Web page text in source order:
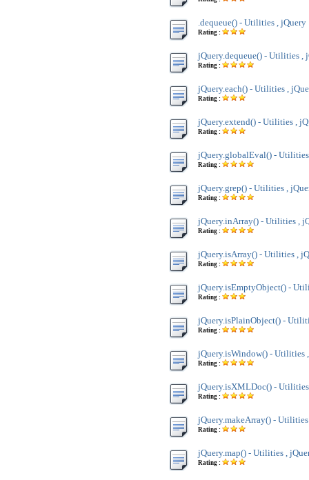
.dequeue() - Utilities , jQuery
Rating :
jQuery.dequeue() - Utilities ,
Rating :
jQuery.each() - Utilities ,
Rating :
jQuery.extend() - Utilities ,
Rating :
jQuery.globalEval() -
Rating :
jQuery.grep() - Utilities ,
Rating :
jQuery.inArray() - Utilities ,
Rating :
jQuery.isArray() - Utilities ,
Rating :
jQuery.isEmptyObject() -
Rating :
jQuery.isPlainObject() -
Rating :
jQuery.isWindow() - Utilities
Rating :
jQuery.isXMLDoc() -
Rating :
jQuery.makeArray() -
Rating :
jQuery.map() - Utilities ,
Rating :